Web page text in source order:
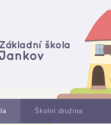
Školní družina